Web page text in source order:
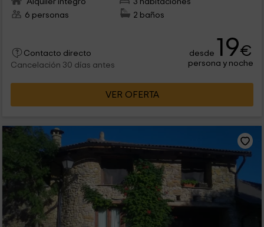
6 personas
2 baños
Contacto directo
Cancelación 30 días antes
desde 19€
persona y noche
VER OFERTA